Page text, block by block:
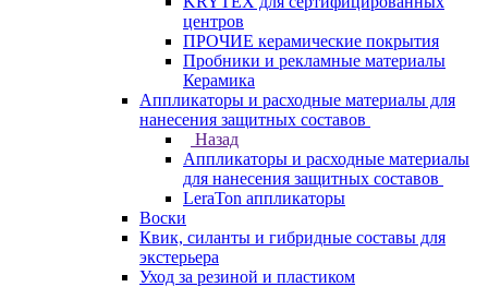
центров
ПРОЧИЕ керамические покрытия
Пробники и рекламные материалы
Керамика
Аппликаторы и расходные материалы для
нанесения защитных составов
Назад
Аппликаторы и расходные материалы
для нанесения защитных составов
LeraTon аппликаторы
Воски
Квик, силанты и гибридные составы для
экстерьера
Уход за резиной и пластиком